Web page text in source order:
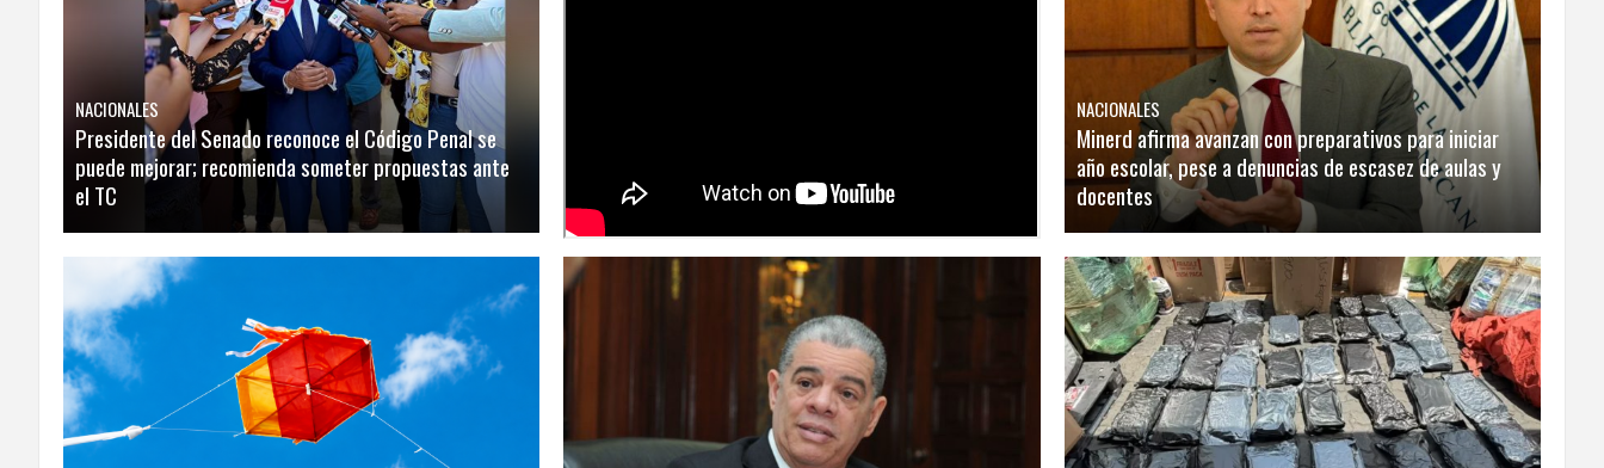
ALTAGRACIA
PLATA
CONTÁCTENOS
NACIONALES
Presidente del Senado reconoce el Código Penal se
puede mejorar; recomienda someter propuestas ante
el TC
NACIONALES
Minerd afirma avanzan con preparativos para iniciar
año escolar, pese a denuncias de escasez de aulas y
docentes